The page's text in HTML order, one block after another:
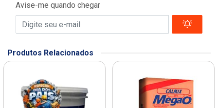
Avise-me quando chegar
Produtos Relacionados